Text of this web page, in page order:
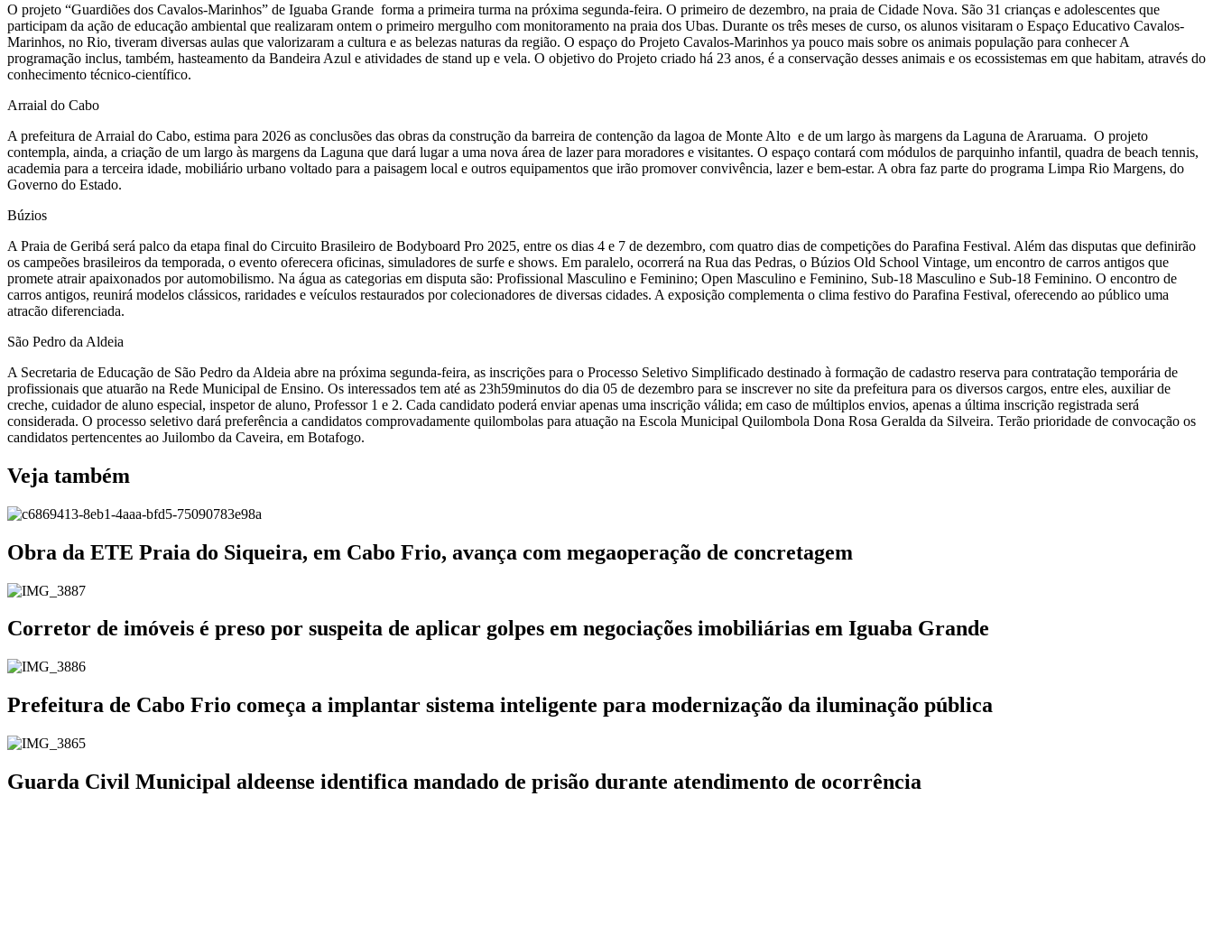
O projeto “Guardiões dos Cavalos-Marinhos” de Iguaba Grande forma a primeira turma na próxima segunda-feira. O primeiro de dezembro, na praia de Cidade Nova. São 31 crianças e adolescentes que
participam da ação de educação ambiental que realizaram ontem o primeiro mergulho com monitoramento na praia dos Ubas. Durante os três meses de curso, os alunos visitaram o Espaço Educativo Cavalos-
Marinhos, no Rio, tiveram diversas aulas que valorizaram a cultura e as belezas naturas da região. O espaço do Projeto Cavalos-Marinhos ya pouco mais sobre os animais população para conhecer A
programação inclus, também, hasteamento da Bandeira Azul e atividades de stand up e vela. O objetivo do Projeto criado há 23 anos, é a conservação desses animais e os ecossistemas em que habitam, através do
conhecimento técnico-científico.
Arraial do Cabo
A prefeitura de Arraial do Cabo, estima para 2026 as conclusões das obras da construção da barreira de contenção da lagoa de Monte Alto e de um largo às margens da Laguna de Araruama. O projeto
contempla, ainda, a criação de um largo às margens da Laguna que dará lugar a uma nova área de lazer para moradores e visitantes. O espaço contará com módulos de parquinho infantil, quadra de beach tennis,
academia para a terceira idade, mobiliário urbano voltado para a paisagem local e outros equipamentos que irão promover convivência, lazer e bem-estar. A obra faz parte do programa Limpa Rio Margens, do
Governo do Estado.
Búzios
A Praia de Geribá será palco da etapa final do Circuito Brasileiro de Bodyboard Pro 2025, entre os dias 4 e 7 de dezembro, com quatro dias de competições do Parafina Festival. Além das disputas que definirão
os campeões brasileiros da temporada, o evento oferecera oficinas, simuladores de surfe e shows. Em paralelo, ocorrerá na Rua das Pedras, o Búzios Old School Vintage, um encontro de carros antigos que
promete atrair apaixonados por automobilismo. Na água as categorias em disputa são: Profissional Masculino e Feminino; Open Masculino e Feminino, Sub-18 Masculino e Sub-18 Feminino. O encontro de
carros antigos, reunirá modelos clássicos, raridades e veículos restaurados por colecionadores de diversas cidades. A exposição complementa o clima festivo do Parafina Festival, oferecendo ao público uma
atracão diferenciada.
São Pedro da Aldeia
A Secretaria de Educação de São Pedro da Aldeia abre na próxima segunda-feira, as inscrições para o Processo Seletivo Simplificado destinado à formação de cadastro reserva para contratação temporária de
profissionais que atuarão na Rede Municipal de Ensino. Os interessados tem até as 23h59minutos do dia 05 de dezembro para se inscrever no site da prefeitura para os diversos cargos, entre eles, auxiliar de
creche, cuidador de aluno especial, inspetor de aluno, Professor 1 e 2. Cada candidato poderá enviar apenas uma inscrição válida; em caso de múltiplos envios, apenas a última inscrição registrada será
considerada. O processo seletivo dará preferência a candidatos comprovadamente quilombolas para atuação na Escola Municipal Quilombola Dona Rosa Geralda da Silveira. Terão prioridade de convocação os
candidatos pertencentes ao Juilombo da Caveira, em Botafogo.
Veja também
Obra da ETE Praia do Siqueira, em Cabo Frio, avança com megaoperação de concretagem
Corretor de imóveis é preso por suspeita de aplicar golpes em negociações imobiliárias em Iguaba Grande
Prefeitura de Cabo Frio começa a implantar sistema inteligente para modernização da iluminação pública
Guarda Civil Municipal aldeense identifica mandado de prisão durante atendimento de ocorrência